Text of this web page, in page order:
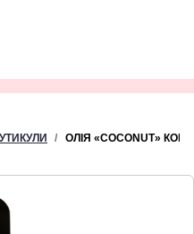
ОЛІЯ «COCONUT»